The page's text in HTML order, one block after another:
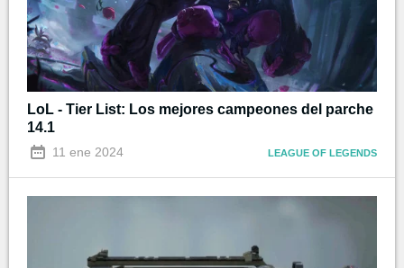
LoL - Tier List: Los mejores campeones del parche
14.1
11 ene 2024 LEAGUE OF LEGENDS